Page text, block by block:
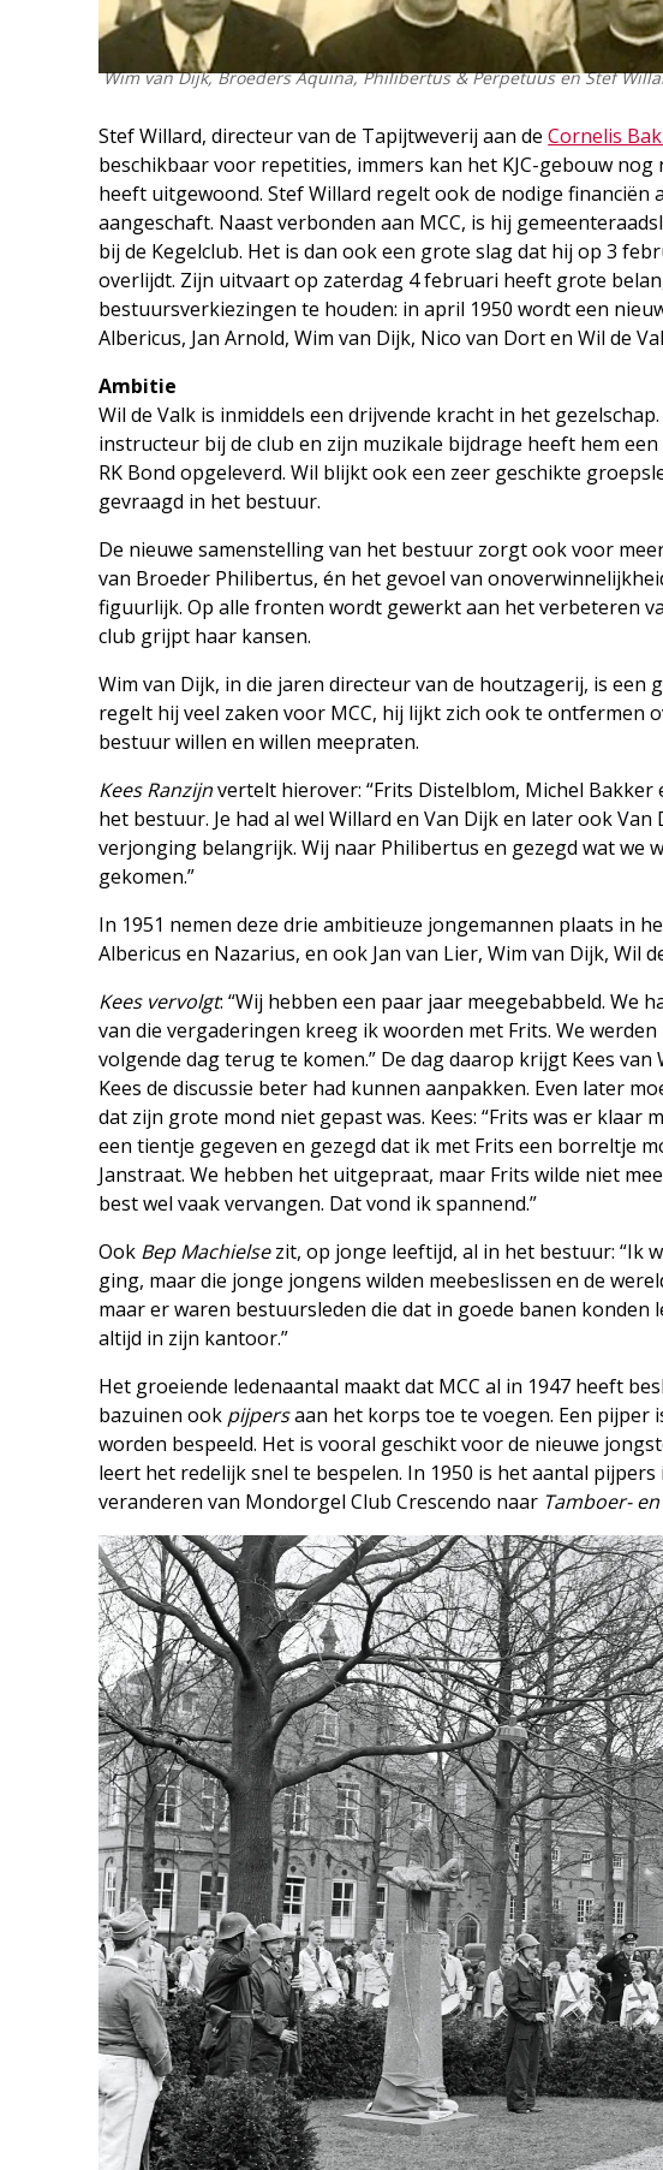
Wim van Dijk, Broeders Aquina, Philibertus & Perpetuus en Stef
Stef Willard, directeur van de Tapijtweverij aan deCornelis
beschikbaar voor repetities, immers kan het KJC-gebouw
heeft uitgewoond. Stef Willard regelt ook de nodige
aangeschaft. Naast verbonden aan MCC, is hij
bij de Kegelclub. Het is dan ook een grote slag dat hij op 3
overlijdt. Zijn uitvaart op zaterdag 4 februari heeft grote
bestuursverkiezingen te houden: in april 1950 wordt een
Albericus, Jan Arnold, Wim van Dijk, Nico van Dort en Wil de
Ambitie
Wil de Valk is inmiddels een drijvende kracht in het
instructeur bij de club en zijn muzikale bijdrage heeft hem
RK Bond opgeleverd. Wil blijkt ook een zeer geschikte
gevraagd in het bestuur.
De nieuwe samenstelling van het bestuur zorgt ook voor
van Broeder Philibertus, én het gevoel van
figuurlijk. Op alle fronten wordt gewerkt aan het verbeteren
club grijpt haar kansen.
Wim van Dijk, in die jaren directeur van de houtzagerij, is
regelt hij veel zaken voor MCC, hij lijkt zich ook te ontfermen
bestuur willen en willen meepraten.
Kees Ranzijnvertelt hierover: “Frits Distelblom, Michel
het bestuur. Je had al wel Willard en Van Dijk en later ook
verjonging belangrijk. Wij naar Philibertus en gezegd wat we
gekomen.”
In 1951 nemen deze drie ambitieuze jongemannen plaats in
Albericus en Nazarius, en ook Jan van Lier, Wim van Dijk, Wil
Kees vervolgt: “Wij hebben een paar jaar meegebabbeld. We
van die vergaderingen kreeg ik woorden met Frits. We
volgende dag terug te komen.” De dag daarop krijgt Kees
Kees de discussie beter had kunnen aanpakken. Even later
dat zijn grote mond niet gepast was. Kees: “Frits was er klaar
een tientje gegeven en gezegd dat ik met Frits een borreltje
Janstraat. We hebben het uitgepraat, maar Frits wilde niet
best wel vaak vervangen. Dat vond ik spannend.”
Ook Bep Machielsezit, op jonge leeftijd, al in het bestuur: “Ik
ging, maar die jonge jongens wilden meebeslissen en de
maar er waren bestuursleden die dat in goede banen konden
altijd in zijn kantoor.”
Het groeiende ledenaantal maakt dat MCC al in 1947 heeft
bazuinen ook pijpersaan het korps toe te voegen. Een pijper
worden bespeeld. Het is vooral geschikt voor de nieuwe
leert het redelijk snel te bespelen. In 1950 is het aantal
veranderen van Mondorgel Club Crescendo naar Tamboer-